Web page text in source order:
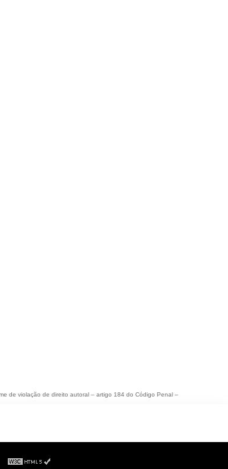
de violação de direito autoral – artigo 184 do Código Penal –